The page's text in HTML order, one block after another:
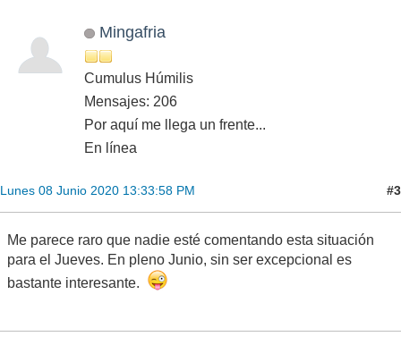
Mingafria
Cumulus Húmilis
Mensajes: 206
Por aquí me llega un frente...
En línea
Lunes 08 Junio 2020 13:33:58 PM #3
Me parece raro que nadie esté comentando esta situación
para el Jueves. En pleno Junio, sin ser excepcional es
bastante interesante.